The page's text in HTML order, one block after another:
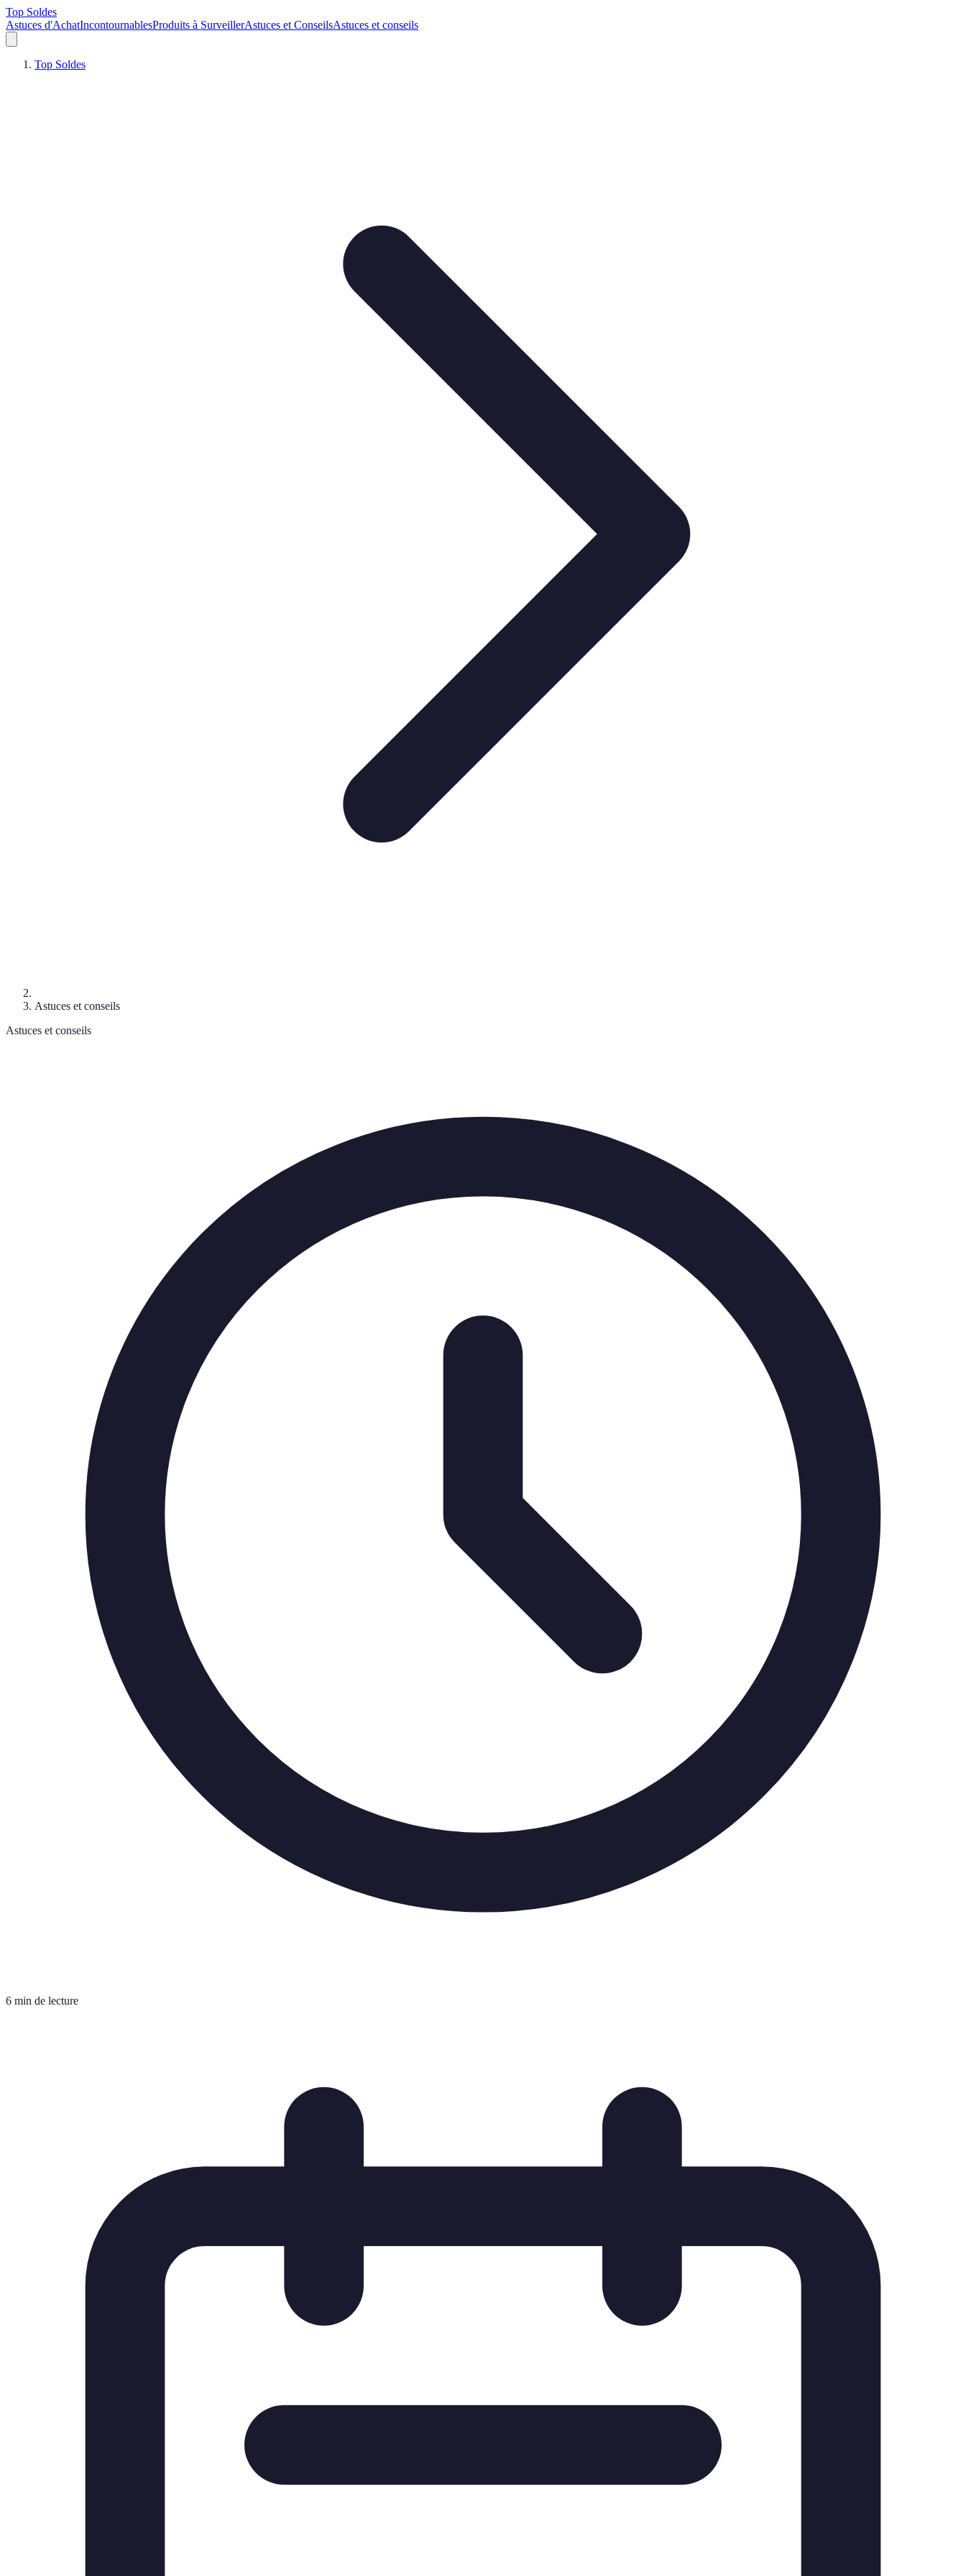
Top Soldes
Astuces d'AchatIncontournablesProduits à SurveillerAstuces et ConseilsAstuces et conseils
Top Soldes
Astuces et conseils
Astuces et conseils
6 min de lecture